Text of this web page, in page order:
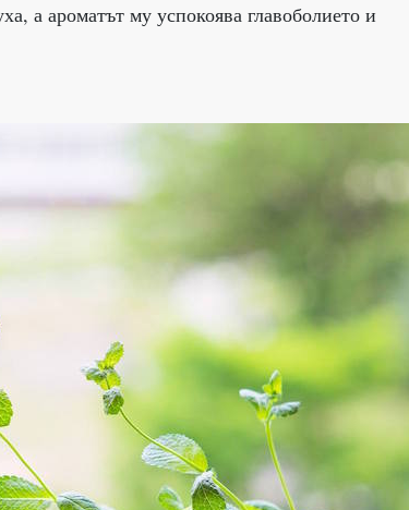
а ароматът му успокоява главоболието и